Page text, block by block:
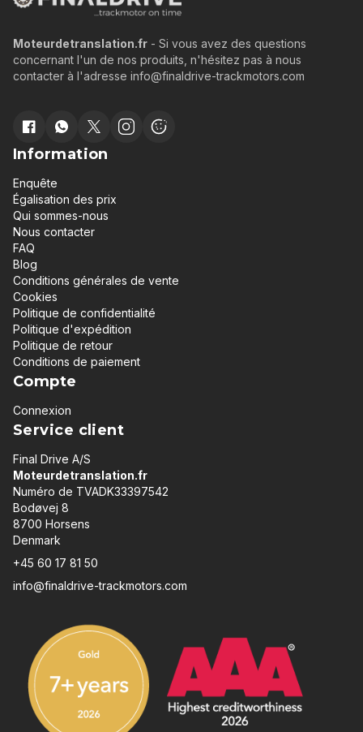
Moteurdetranslation.fr - Si vous avez des questions
concernant l'un de nos produits, n'hésitez pas à nous
contacter à l'adresse info@finaldrive-trackmotors.com
Information
Enquête
Égalisation des prix
Qui sommes-nous
Nous contacter
FAQ
Blog
Conditions générales de vente
Cookies
Politique de confidentialité
Politique d'expédition
Politique de retour
Conditions de paiement
Compte
Connexion
Service client
Final Drive A/S
Moteurdetranslation.fr
Numéro de TVADK33397542
Bodøvej 8
8700 Horsens
Denmark
+45 60 17 81 50
info@finaldrive-trackmotors.com